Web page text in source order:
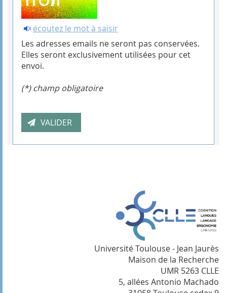
écoutez le mot à saisir
Les adresses emails ne seront pas conservées.
Elles seront exclusivement utilisées pour cet
envoi.
(*) champ obligatoire
Université Toulouse - Jean Jaurès
Maison de la Recherche
UMR 5263 CLLE
5, allées Antonio Machado